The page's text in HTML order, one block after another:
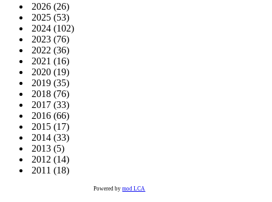
2026 (26)
2025 (53)
2024 (102)
2023 (76)
2022 (36)
2021 (16)
2020 (19)
2019 (35)
2018 (76)
2017 (33)
2016 (66)
2015 (17)
2014 (33)
2013 (5)
2012 (14)
2011 (18)
Powered bymod LCA